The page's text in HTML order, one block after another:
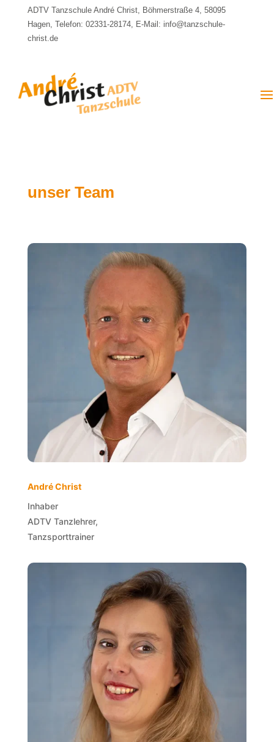
ADTV Tanzschule André Christ, Böhmerstraße 4, 58095
Hagen, Telefon: 02331-28174, E-Mail: info@tanzschule-
christ.de
unser Team
André Christ
Inhaber
ADTV Tanzlehrer,
Tanzsporttrainer